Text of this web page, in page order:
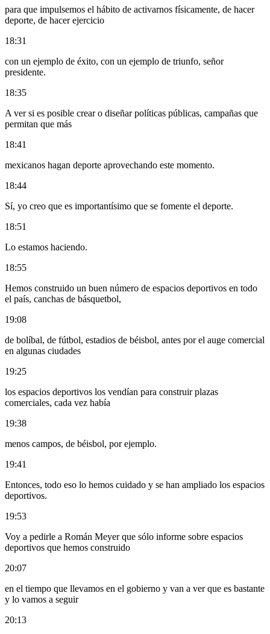
para que impulsemos el hábito de activarnos físicamente, de hacer
deporte, de hacer ejercicio
18:31
con un ejemplo de éxito, con un ejemplo de triunfo, señor
presidente.
18:35
A ver si es posible crear o diseñar políticas públicas, campañas que
permitan que más
18:41
mexicanos hagan deporte aprovechando este momento.
18:44
Sí, yo creo que es importantísimo que se fomente el deporte.
18:51
Lo estamos haciendo.
18:55
Hemos construido un buen número de espacios deportivos en todo
el país, canchas de básquetbol,
19:08
de bolíbal, de fútbol, estadios de béisbol, antes por el auge comercial
en algunas ciudades
19:25
los espacios deportivos los vendían para construir plazas
comerciales, cada vez había
19:38
menos campos, de béisbol, por ejemplo.
19:41
Entonces, todo eso lo hemos cuidado y se han ampliado los espacios
deportivos.
19:53
Voy a pedirle a Román Meyer que sólo informe sobre espacios
deportivos que hemos construido
20:07
en el tiempo que llevamos en el gobierno y van a ver que es bastante
y lo vamos a seguir
20:13